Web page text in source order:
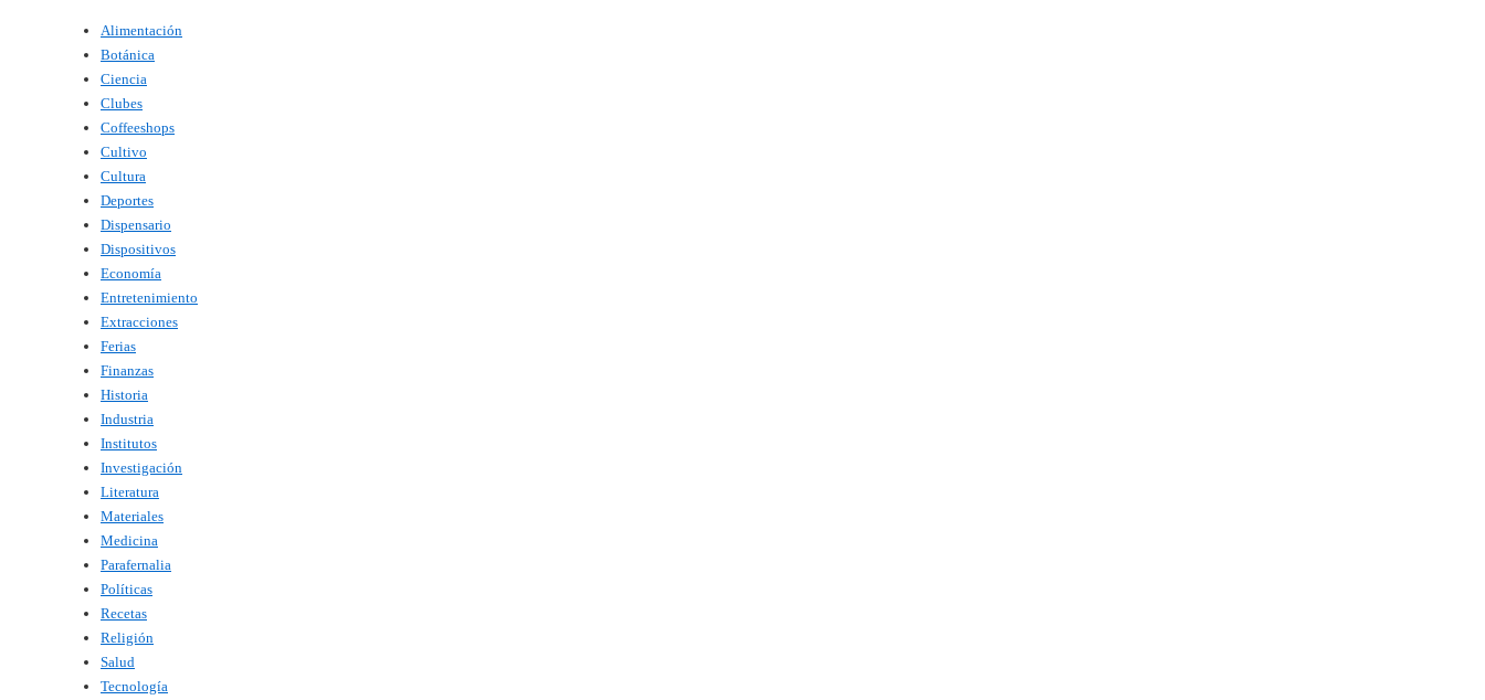
Alimentación
Botánica
Ciencia
Clubes
Coffeeshops
Cultivo
Cultura
Deportes
Dispensario
Dispositivos
Economía
Entretenimiento
Extracciones
Ferias
Finanzas
Historia
Industria
Institutos
Investigación
Literatura
Materiales
Medicina
Parafernalia
Políticas
Recetas
Religión
Salud
Tecnología